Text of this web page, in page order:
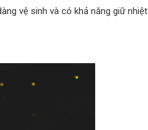
vệ sinh và có khả năng giữ